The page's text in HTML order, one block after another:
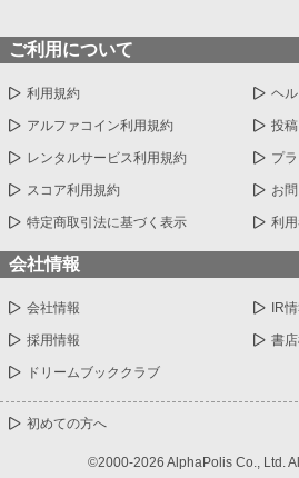
ご利用について
利用規約 ヘ
アルファコイン利用規約 投
レンタルサービス利用規約 プ
スコア利用規約 お
特定商取引法に基づく表示 利
会社情報
会社情報 IR
採用情報 書
ドリームブッククラブ
初めての方へ
©2000-2026 AlphaPolis Co., Ltd.